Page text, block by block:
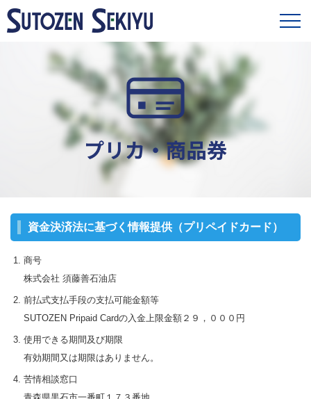
資金決済法に基づく情報提供（プリペイドカード）
商号
株式会社 須藤善石油店
前払式支払手段の支払可能金額等
SUTOZEN Pripaid Cardの入金上限金額２９，０００円
使用できる期間及び期限
有効期間又は期限はありません。
苦情相談窓口